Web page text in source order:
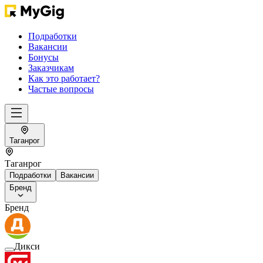
Подработки
Вакансии
Бонусы
Заказчикам
Как это работает?
Частые вопросы
Таганрог
Таганрог
Подработки
Вакансии
Бренд
Бренд
Дикси